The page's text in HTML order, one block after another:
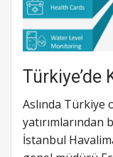
Türkiye’de
Aslında Türkiye
yatırımlarından
İstanbul